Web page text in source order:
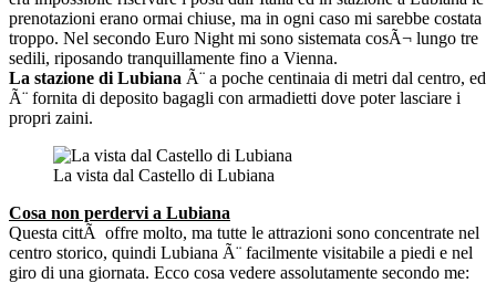
prenotazioni erano ormai chiuse, ma in ogni caso mi sarebbe costata
troppo. Nel secondo Euro Night mi sono sistemata cosÃ¬ lungo tre
sedili, riposando tranquillamente fino a Vienna.
La stazione di Lubiana Ã¨ a poche centinaia di metri dal centro, ed
Ã¨ fornita di deposito bagagli con armadietti dove poter lasciare i
propri zaini.
La vista dal Castello di Lubiana
Cosa non perdervi a Lubiana
Questa cittÃ offre molto, ma tutte le attrazioni sono concentrate nel
centro storico, quindi Lubiana Ã¨ facilmente visitabile a piedi e nel
giro di una giornata. Ecco cosa vedere assolutamente secondo me: